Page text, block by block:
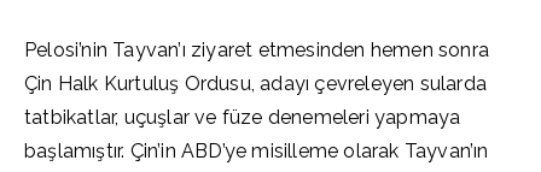
Pelosi’nin Tayvan’ı ziyaret etmesinden hemen sonra
Çin Halk Kurtuluş Ordusu, adayı çevreleyen sularda
tatbikatlar, uçuşlar ve füze denemeleri yapmaya
başlamıştır. Çin’in ABD’ye misilleme olarak Tayvan’ın